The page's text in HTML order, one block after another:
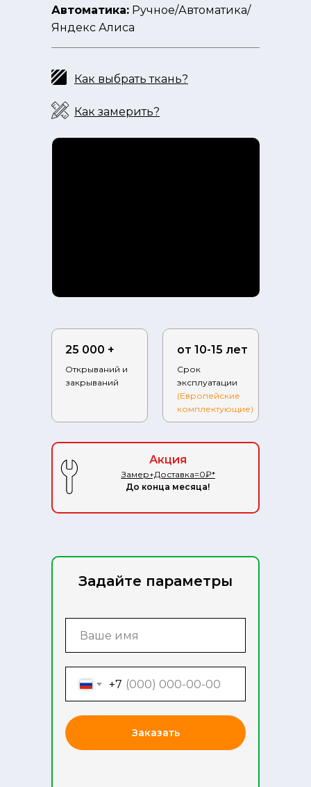
Автоматика: Ручное/Автоматика/
Яндекс Алиса
Как выбрать ткань?
Как замерить?
25 000 +
Открываний и
закрываний
от 10-15 лет
Срок
эксплуатации
(Европейские
комплектующие)
Акция
Замер+Доставка=0₽*
До конца месяца!
Задайте параметры
Фабрика.ру на карте Ступино — Яндекс.Карты
+7
Заказать